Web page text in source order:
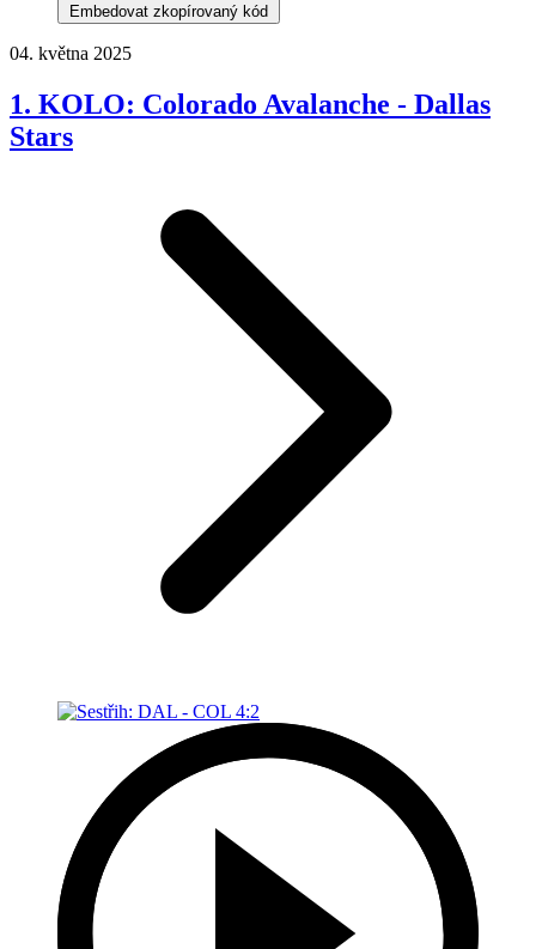
Embedovat zkopírovaný kód
04. května 2025
1. KOLO: Colorado Avalanche - Dallas
Stars